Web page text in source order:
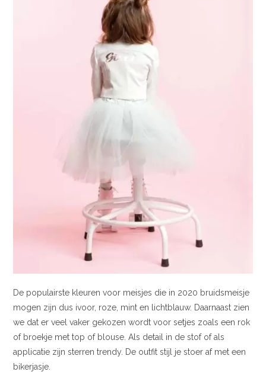
De populairste kleuren voor meisjes die in 2020 bruidsmeisje
mogen zijn dus ivoor, roze, mint en lichtblauw. Daarnaast zien
we dat er veel vaker gekozen wordt voor setjes zoals een rok
of broekje met top of blouse. Als detail in de stof of als
applicatie zijn sterren trendy. De outfit stijl je stoer af met een
bikerjasje.